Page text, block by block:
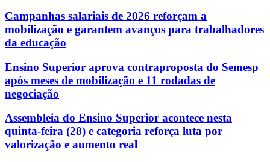
Campanhas salariais de 2026 reforçam a
mobilização e garantem avanços para trabalhadores
da educação
Ensino Superior aprova contraproposta do Semesp
após meses de mobilização e 11 rodadas de
negociação
Assembleia do Ensino Superior acontece nesta
quinta-feira (28) e categoria reforça luta por
valorização e aumento real